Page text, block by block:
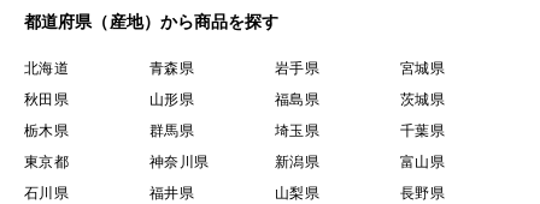
都道府県（産地）から商品を探す
北海道 青森県 岩手県
宮城県
秋田県
山形県 福島県
茨城県
栃木県
群馬県 埼玉県
千葉県
東京都
神奈川県 新潟県
富山県
石川県
福井県 山梨県
長野県